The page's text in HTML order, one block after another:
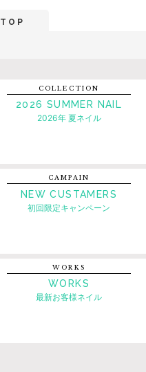
TOP
COLLECTION
2026 SUMMER NAIL
2026年 夏ネイル
CAMPAIN
NEW CUSTAMERS
初回限定キャンペーン
WORKS
WORKS
最新お客様ネイル